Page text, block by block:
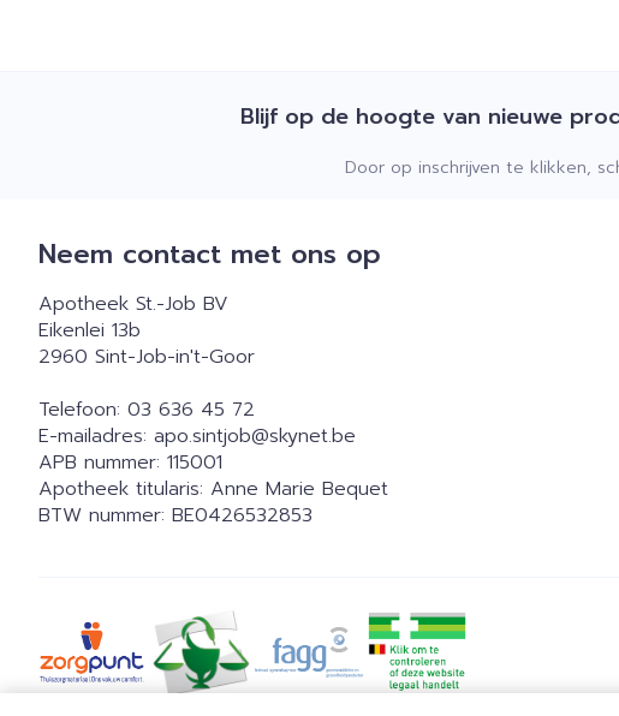
Blijf op de hoogte van nieuwe
Door op inschrijven te klikken,
Neem contact met ons op
Apotheek St.-Job BV
Eikenlei 13b
2960 Sint-Job-in't-Goor
Telefoon: 03 636 45 72
E-mailadres: apo.sintjob@skynet.be
APB nummer: 115001
Apotheek titularis: Anne Marie Bequet
BTW nummer: BE0426532853